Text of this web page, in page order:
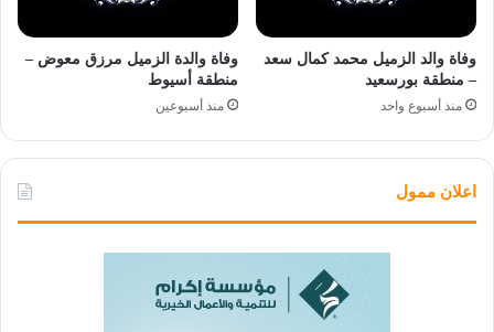
وفاة والد الزميل محمد كمال سعد
– منطقة بورسعيد
منذ أسبوع واحد
وفاة والدة الزميل مرزق معوض –
منطقة أسيوط
منذ أسبوعين
اعلان ممول